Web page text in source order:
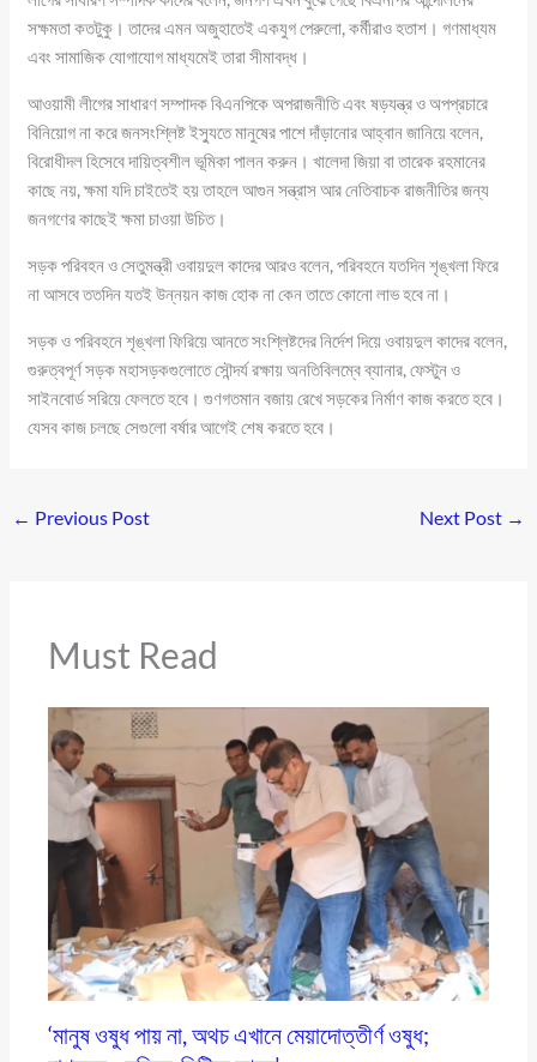
সক্ষমতা কতটুকু। তাদের এমন অজুহাতেই একযুগ পেরুলো, কর্মীরাও হতাশ। গণমাধ্যম
এবং সামাজিক যোগাযোগ মাধ্যমেই তারা সীমাবদ্ধ।
আওয়ামী লীগের সাধারণ সম্পাদক বিএনপিকে অপরাজনীতি এবং ষড়যন্ত্র ও অপপ্রচারে
বিনিয়োগ না করে জনসংশ্লিষ্ট ইস্যুতে মানুষের পাশে দাঁড়ানোর আহ্বান জানিয়ে বলেন,
বিরোধীদল হিসেবে দায়িত্বশীল ভূমিকা পালন করুন। খালেদা জিয়া বা তারেক রহমানের
কাছে নয়, ক্ষমা যদি চাইতেই হয় তাহলে আগুন সন্ত্রাস আর নেতিবাচক রাজনীতির জন্য
জনগণের কাছেই ক্ষমা চাওয়া উচিত।
সড়ক পরিবহন ও সেতুমন্ত্রী ওবায়দুল কাদের আরও বলেন, পরিবহনে যতদিন শৃঙ্খলা ফিরে
না আসবে ততদিন যতই উন্নয়ন কাজ হোক না কেন তাতে কোনো লাভ হবে না।
সড়ক ও পরিবহনে শৃঙ্খলা ফিরিয়ে আনতে সংশ্লিষ্টদের নির্দেশ দিয়ে ওবায়দুল কাদের বলেন,
গুরুত্বপূর্ণ সড়ক মহাসড়কগুলোতে সৌন্দর্য রক্ষায় অনতিবিলম্বে ব্যানার, ফেস্টুন ও
সাইনবোর্ড সরিয়ে ফেলতে হবে। গুণগতমান বজায় রেখে সড়কের নির্মাণ কাজ করতে হবে।
যেসব কাজ চলছে সেগুলো বর্ষার আগেই শেষ করতে হবে।
← Previous Post Next Post →
Must Read
‘মানুষ ওষুধ পায় না, অথচ এখানে মেয়াদোত্তীর্ণ ওষুধ;